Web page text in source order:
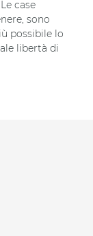
case
sono
possibile lo
libertà di